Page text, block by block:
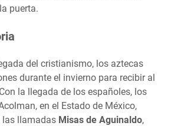
puerta.
del cristianismo, los aztecas
durante el invierno para recibir al
la llegada de los españoles, los
en el Estado de México,
las llamadas Misas de Aguinaldo,